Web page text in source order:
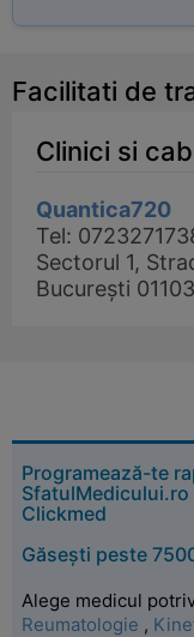
Facilitati de
Clinici si
Quantica720
Tel:
Sectorul 1,
București
Programează-te
Clickmed
Găsești peste
Alege medicul
Reumatologie ,